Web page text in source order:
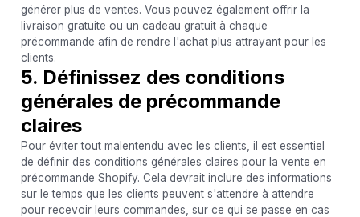
générer plus de ventes. Vous pouvez également offrir la
livraison gratuite ou un cadeau gratuit à chaque
précommande afin de rendre l'achat plus attrayant pour les
clients.
5. Définissez des conditions
générales de précommande
claires
Pour éviter tout malentendu avec les clients, il est essentiel
de définir des conditions générales claires pour la vente en
précommande Shopify. Cela devrait inclure des informations
sur le temps que les clients peuvent s'attendre à attendre
pour recevoir leurs commandes, sur ce qui se passe en cas